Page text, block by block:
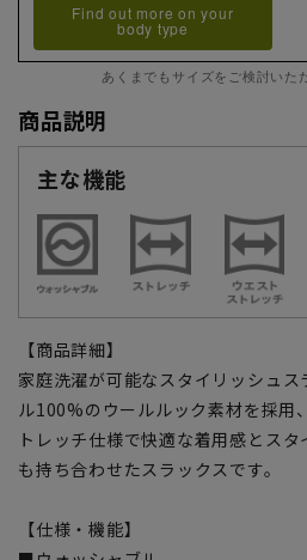
Find out more on your
body type
あくまでもサイズをご検討いた
商品説明
主な機能
【商品詳細】
家庭洗濯が可能なスタイリッシュ
ル100%のウールルック素材を採用
トレッチ仕様で快適な着用感とス
も持ち合わせたスラックスです。
【仕様・機能】